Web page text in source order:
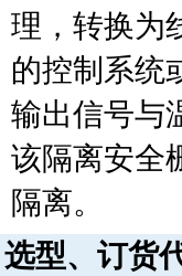
理，转换为
的控制系统
输出信号与
该隔离安全
隔离。
选型、订货